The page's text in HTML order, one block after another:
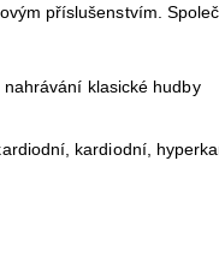
příslušenstvím.
klasické hudby
kardiodní,